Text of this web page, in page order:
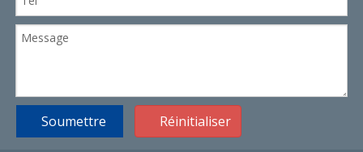
Soumettre Réinitialiser